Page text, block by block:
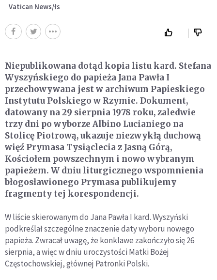
Vatican News/łs
Niepublikowana dotąd kopia listu kard. Stefana
Wyszyńskiego do papieża Jana Pawła I
przechowywana jest w archiwum Papieskiego
Instytutu Polskiego w Rzymie. Dokument,
datowany na 29 sierpnia 1978 roku, zaledwie
trzy dni po wyborze Albino Lucianiego na
Stolicę Piotrową, ukazuje niezwykłą duchową
więź Prymasa Tysiąclecia z Jasną Górą,
Kościołem powszechnym i nowo wybranym
papieżem. W dniu liturgicznego wspomnienia
błogosławionego Prymasa publikujemy
fragmenty tej korespondencji.
W liście skierowanym do Jana Pawła I kard. Wyszyński
podkreślał szczególne znaczenie daty wyboru nowego
papieża. Zwracał uwagę, że konklawe zakończyło się 26
sierpnia, a więc w dniu uroczystości Matki Bożej
Częstochowskiej, głównej Patronki Polski.